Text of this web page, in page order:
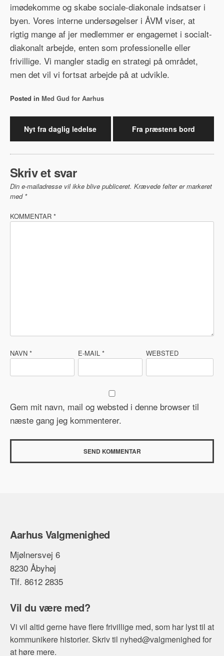
imødekomme og skabe sociale-diakonale indsatser i
byen. Vores interne undersøgelser i ÅVM viser, at
rigtig mange af jer medlemmer er engagemet i socialt-
diakonalt arbejde, enten som professionelle eller
frivillige. Vi mangler stadig en strategi på området,
men det vil vi fortsat arbejde på at udvikle.
Posted in Med Gud for Aarhus
Indlægsnavigation
Nyt fra daglig ledelse Fra præstens bord
Skriv et svar
Din e-mailadresse vil ikke blive publiceret. Krævede felter er markeret
med *
KOMMENTAR *
NAVN * E-MAIL * WEBSTED
Gem mit navn, mail og websted i denne browser til
næste gang jeg kommenterer.
Aarhus Valgmenighed
Mjølnersvej 6
8230 Åbyhøj
Tlf. 8612 2835
Vil du være med?
Vi vil altid gerne have flere frivillige med, som har lyst til at
kommunikere historier. Skriv til nyhed@valgmenighed for
at høre mere.